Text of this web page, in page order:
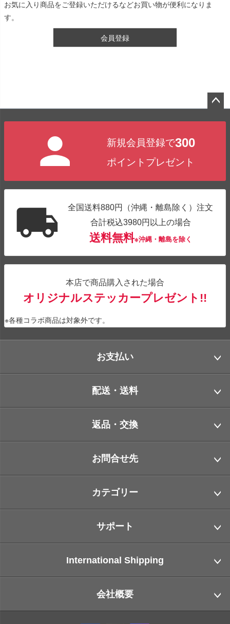
お気に入り商品をご登録いただけるなどお買い物が便利になりま
す。
会員登録
新規会員登録で300
ポイントプレゼント
全国送料880円（沖縄・離島除く）注文
合計税込3980円以上の場合
送料無料※沖縄・離島を除く
本店で商品購入された場合
オリジナルステッカープレゼント!!
※各種コラボ商品は対象外です。
お支払い
配送・送料
返品・交換
お問合せ先
カテゴリー
サポート
International Shipping
会社概要